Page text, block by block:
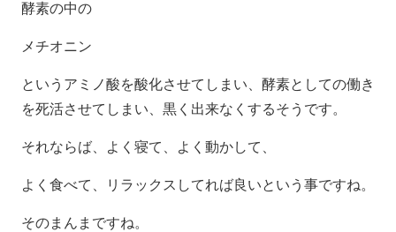
酵素の中の
メチオニン
というアミノ酸を酸化させてしまい、酵素としての働き
を死活させてしまい、黒く出来なくするそうです。
それならば、よく寝て、よく動かして、
よく食べて、リラックスしてれば良いという事ですね。
そのまんまですね。